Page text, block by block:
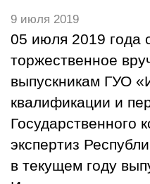
9 июля 2019
05 июля 2019 года
торжественное
выпускникам ГУО
квалификации и
Государственного
экспертиз
в текущем году